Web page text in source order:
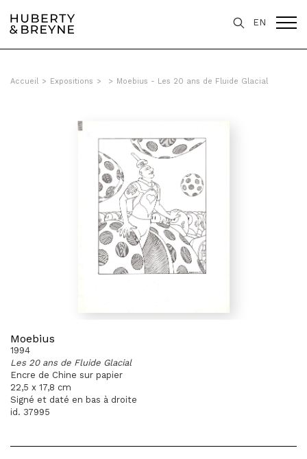
EN
Accueil > Expositions > > Moebius - Les 20 ans de Fluide Glacial
Moebius
1994
Les 20 ans de Fluide Glacial
Encre de Chine sur papier
22,5 x 17,8 cm
Signé et daté en bas à droite
id. 37995